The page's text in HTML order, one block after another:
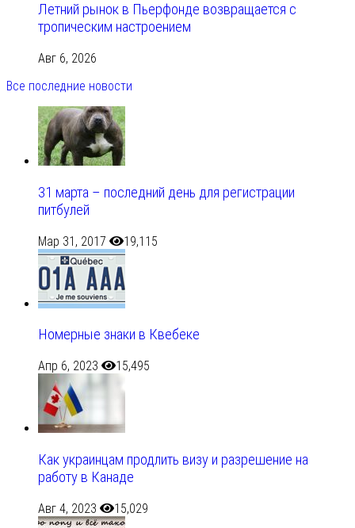
Летний рынок в Пьерфонде возвращается с
тропическим настроением
Авг 6, 2026
Все последние новости
31 марта – последний день для регистрации
питбулей
Мар 31, 2017 19,115
Номерные знаки в Квебеке
Апр 6, 2023 15,495
Как украинцам продлить визу и разрешение на
работу в Канаде
Авг 4, 2023 15,029